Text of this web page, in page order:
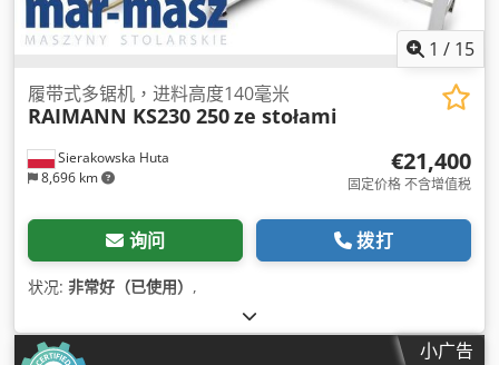
1 / 15
Sierakowska Huta
8,696 km
履带式多锯机，进料高度140毫米
RAIMANN KS230 250ze stołami
€21,400
固定价格 不含增值税
询问 拨打
状况: 非常好（已使用） ,
小广告